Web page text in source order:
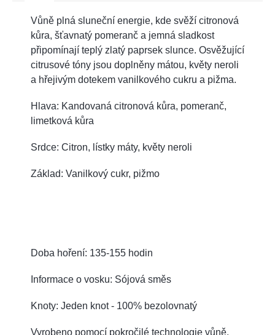
Vůně plná sluneční energie, kde svěží citronová
kůra, šťavnatý pomeranč a jemná sladkost
připomínají teplý zlatý paprsek slunce. Osvěžující
citrusové tóny jsou doplněny mátou, květy neroli
a hřejivým dotekem vanilkového cukru a pižma.
Hlava: Kandovaná citronová kůra, pomeranč,
limetková kůra
Srdce: Citron, lístky máty, květy neroli
Základ: Vanilkový cukr, pižmo
Doba hoření: 135-155 hodin
Informace o vosku: Sójová směs
Knoty: Jeden knot - 100% bezolovnatý
Vyrobeno pomocí pokročilé technologie vůně,